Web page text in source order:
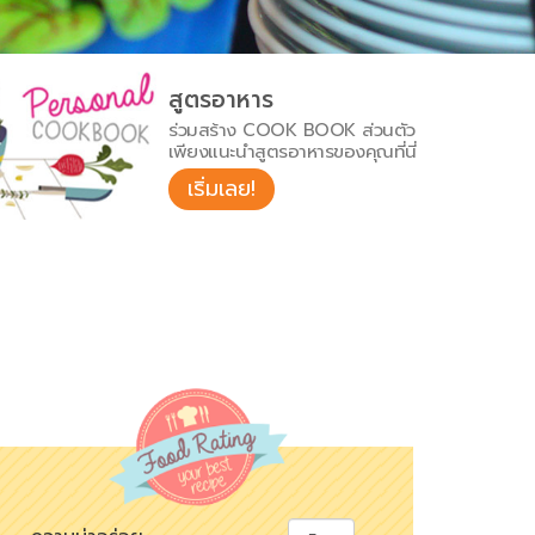
สูตรอาหาร
ร่วมสร้าง COOK BOOK ส่วนตัว
เพียงแนะนำสูตรอาหารของคุณที่นี่
เริ่มเลย!